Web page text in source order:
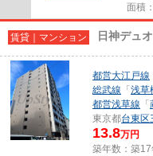
面積
賃貸｜マンション 日神デュ
都営大江戸線
総武線 「 浅草
都営浅草線 「
東京都台東区
13.8万円
築年数：築17